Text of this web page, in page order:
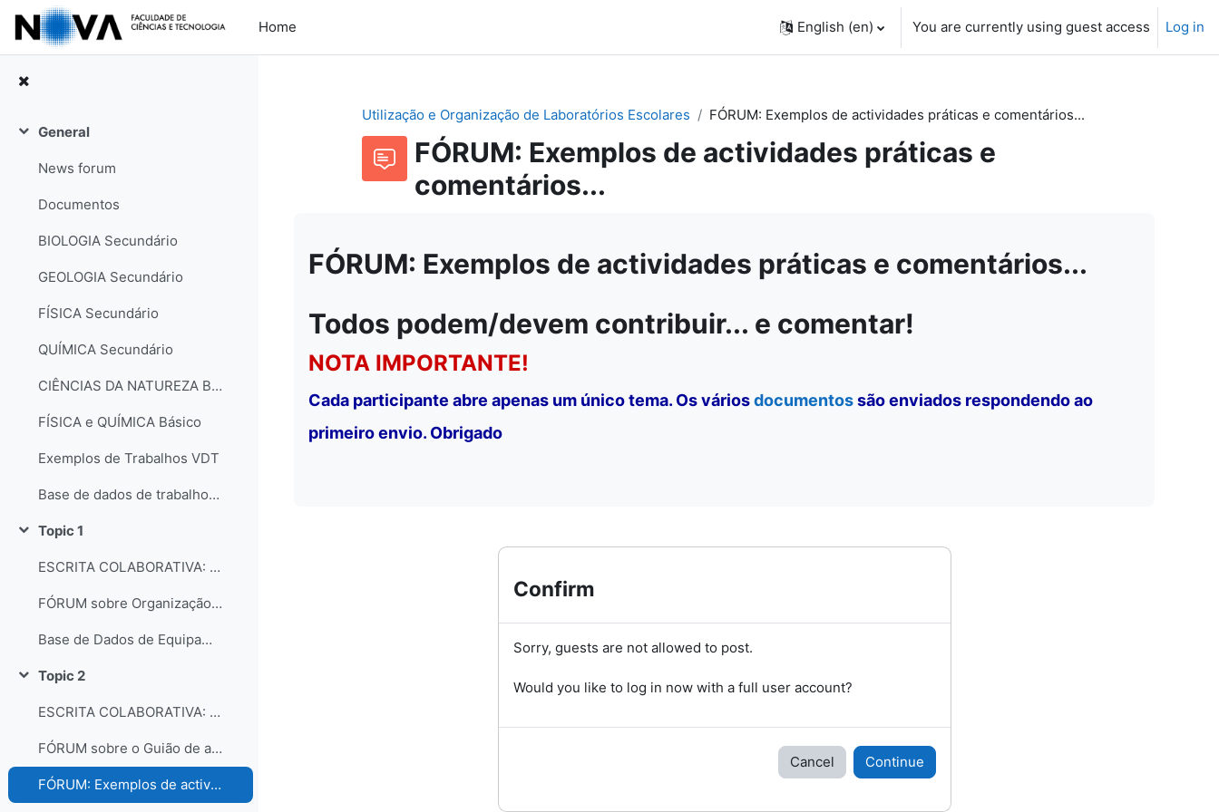
Skip to main content
Home
English ‎(en)‎ You are currently using guest access Log in
Collapse
General
News forum
Documentos
BIOLOGIA Secundário
GEOLOGIA Secundário
FÍSICA Secundário
QUÍMICA Secundário
CIÊNCIAS DA NATUREZA Básico
FÍSICA e QUÍMICA Básico
Exemplos de Trabalhos VDT
Base de dados de trabalhos dos participantes do curso
Collapse
Topic 1
ESCRITA COLABORATIVA: Organização dos laboratórios
FÓRUM sobre Organização e gestão dos laboratórios escolares
Base de Dados de Equipamentos e Consumíveis dos Laboratórios
Collapse
Topic 2
ESCRITA COLABORATIVA: Guião de Actividade Prática
FÓRUM sobre o Guião de actividades práticas
FÓRUM: Exemplos de actividades práticas e comentários...
Utilização e Organização de Laboratórios Escolares FÓRUM: Exemplos de actividades práticas e comentários...
FÓRUM: Exemplos de actividades práticas e
comentários...
FÓRUM: Exemplos de actividades práticas e comentários...
Todos podem/devem contribuir... e comentar!
NOTA IMPORTANTE!
Cada participante abre apenas um único tema. Os váriosdocumentossão enviados respondendo ao
primeiro envio. Obrigado
Confirm
Sorry, guests are not allowed to post.
Would you like to log in now with a full user account?
Cancel Continue